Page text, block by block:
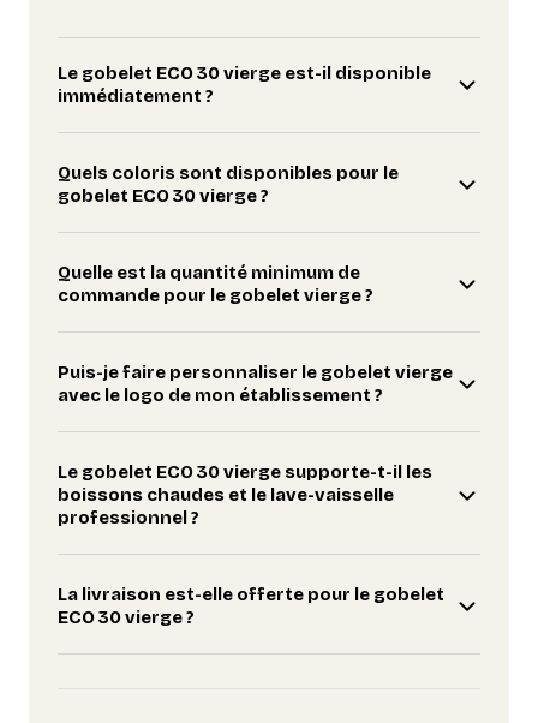
Le gobelet ECO 30 vierge est-il disponible
immédiatement ?
Quels coloris sont disponibles pour le
gobelet ECO 30 vierge ?
Quelle est la quantité minimum de
commande pour le gobelet vierge ?
Puis-je faire personnaliser le gobelet vierge
avec le logo de mon établissement ?
Le gobelet ECO 30 vierge supporte-t-il les
boissons chaudes et le lave-vaisselle
professionnel ?
La livraison est-elle offerte pour le gobelet
ECO 30 vierge ?